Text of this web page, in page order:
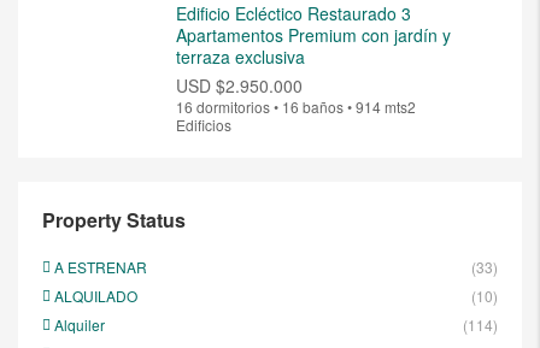
Edificio Ecléctico Restaurado 3
Apartamentos Premium con jardín y
terraza exclusiva
USD $2.950.000
16 dormitorios • 16 baños • 914 mts2
Edificios
Property Status
A ESTRENAR
(33)
ALQUILADO
(10)
Alquiler
(114)